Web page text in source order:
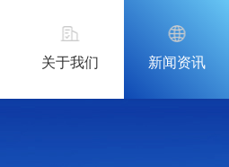
关于我们 新闻资讯